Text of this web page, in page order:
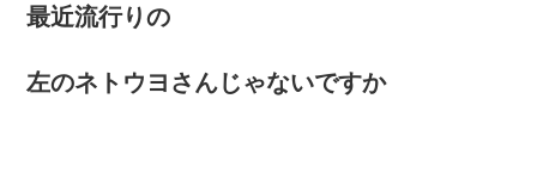
最近流行りの
左のネトウヨさんじゃないですか